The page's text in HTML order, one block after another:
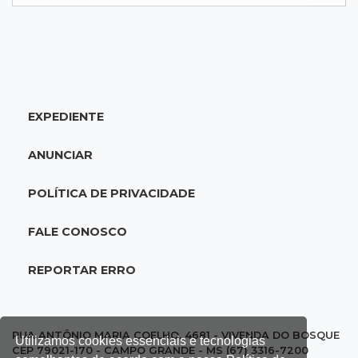
Utilizamos cookies essenciais e tecnologias
para pagar dívida do pai com facção
Profissionais da Educação: aqueles que fazem
primeiro semestre de 2026
Adolescente em Unei custa mais que
mensalidade de Medicina, compara secretário
EXPEDIENTE
ANUNCIAR
POLÍTICA DE PRIVACIDADE
FALE CONOSCO
REPORTAR ERRO
RUA ANTÔNIO MARIA COELHO, 4681 - VIVENDA DO BOSQUE
CEP 79021-170 - CAMPO GRANDE - MS (67) 3316-7200